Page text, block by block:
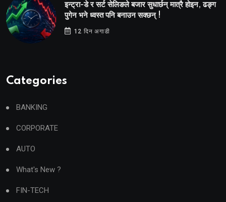
इन्ट्रा-डे र सर्ट सेलिङले बजार सुधार्छन् मात्रै होइन, ढङ्ग
पुगेन भने ध्वस्त पनि बनाउन सक्छन् !
12 दिन अगाडी
Categories
BANKING
CORPORATE
AUTO
What's New ?
FIN-TECH